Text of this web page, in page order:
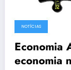
NOTÍCIAS
Economia
economia